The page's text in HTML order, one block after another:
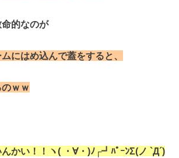
命的なのが
にはめ込んで蓋をすると、
ｗｗ
かい！！ヽ( ・∀・)ﾉ┌┛ﾊﾟｰﾝΣ(ノ `Д´)